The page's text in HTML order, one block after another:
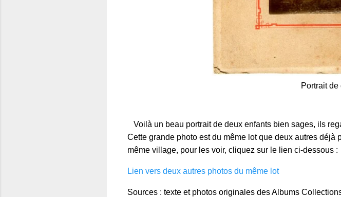
Portrait de
Voilà un beau portrait de deux enfants bien sages, ils
Cette grande photo est du même lot que deux autres
même village, pour les voir, cliquez sur le lien ci-dessous :
Lien vers deux autres photos du même lot
Sources : texte et photos originales des Albums